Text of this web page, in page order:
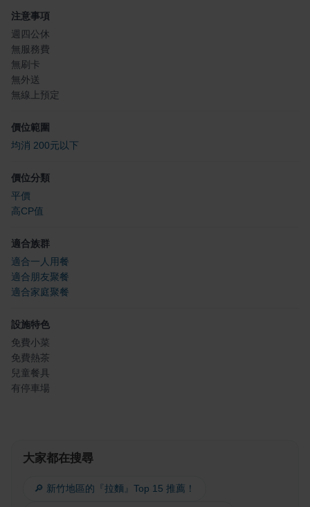
注意事項
週四公休
無服務費
無刷卡
無外送
無線上預定
價位範圍
均消 200元以下
價位分類
平價
高CP值
適合族群
適合一人用餐
適合朋友聚餐
適合家庭聚餐
設施特色
免費小菜
免費熱茶
兒童餐具
有停車場
大家都在搜尋
🔎 新竹地區的『拉麵』Top 15 推薦！